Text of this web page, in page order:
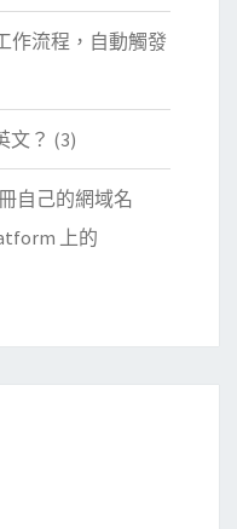
作流程，自動觸發
文？ (3)
自己的網域名
上的